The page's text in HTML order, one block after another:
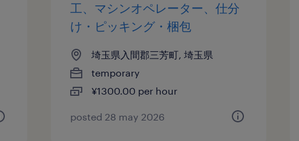
工、マシンオペレーター、仕分
け・ピッキング・梱包
埼玉県入間郡三芳町, 埼玉県
temporary
¥1300.00 per hour
posted 28 may 2026